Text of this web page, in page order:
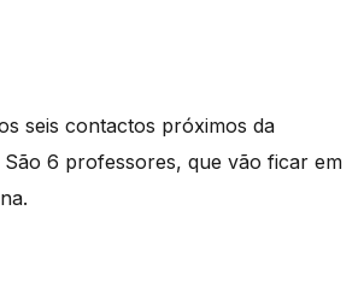
seis contactos próximos da
6 professores, que vão ficar em